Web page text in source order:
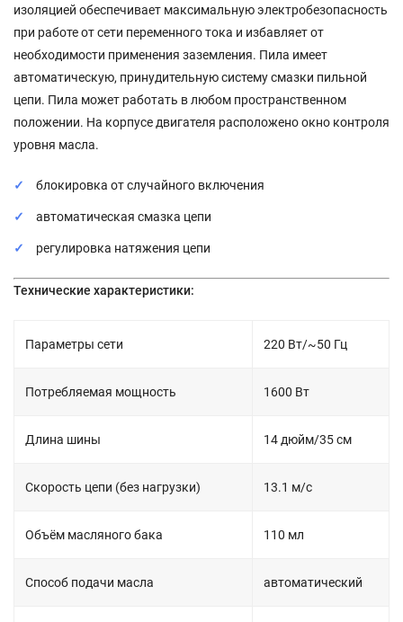
изоляцией обеспечивает максимальную электробезопасность
при работе от сети переменного тока и избавляет от
необходимости применения заземления. Пила имеет
автоматическую, принудительную систему смазки пильной
цепи. Пила может работать в любом пространственном
положении. На корпусе двигателя расположено окно контроля
уровня масла.
блокировка от случайного включения
автоматическая смазка цепи
регулировка натяжения цепи
Технические характеристики:
Параметры сети 220 Вт/~50 Гц
Потребляемая мощность 1600 Вт
Длина шины 14 дюйм/35 см
Скорость цепи (без нагрузки) 13.1 м/с
Объём масляного бака 110 мл
Способ подачи масла автоматический